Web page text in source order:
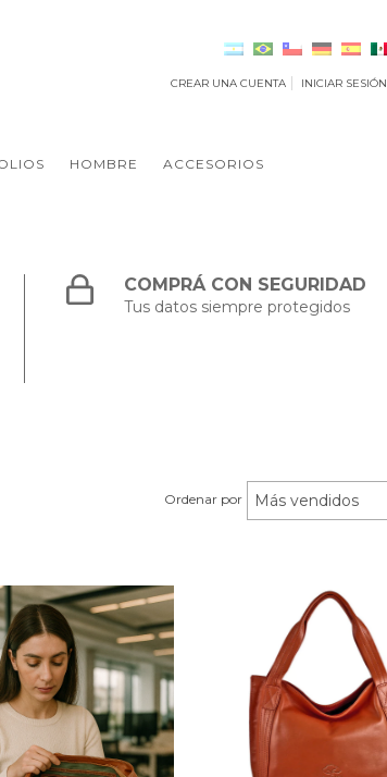
CREAR UNA CUENTA INICIAR SESIÓN
HOMBRE ACCESORIOS
COMPRÁ CON SEGURIDAD
Tus datos siempre protegidos
Ordenar por